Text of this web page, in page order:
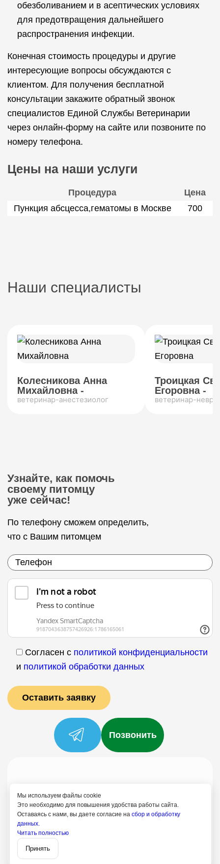
обезболиванием и в асептических условиях
для предотвращения дальнейшего
распространения инфекции.
Конечная стоимость процедуры и другие
интересующие вопросы обсуждаются с
клиентом. Для получения бесплатной
консультации закажите обратный звонок
специалистов Единой Службы Ветеринарии
через онлайн-форму на сайте или позвоните по
номеру телефона.
Цены на наши услуги
Процедура
Цена
Пункция абсцесса,гематомы в Москве
700
Наши специалисты
Колесникова Анна
Михайловна -
ветеринар-анестезиолог
Троицкая
Егоровна -
ветеринар-
Узнайте, как помочь
своему питомцу
уже сейчас!
По телефону сможем определить,
что с Вашим питомцем
Согласен с политикой конфиденциальности
и политикой обработки данных
Мы используем файлы cookie
Это необходимо для повышения удобства работы сайта.
Оставаясь с нами, вы даете согласие на сбор и обработку
данных.
Читать полностью
Принять
Позвонить
Политика конфиденциальности
Согласие на обработку
8 (499) 113-80-28
Апрелевка